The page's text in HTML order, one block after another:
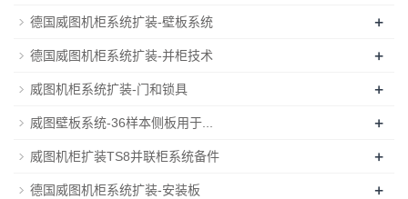
德国威图机柜系统扩装-壁板系统 +
德国威图机柜系统扩装-并柜技术 +
威图机柜系统扩装-门和锁具 +
威图壁板系统-36样本侧板用于... +
威图机柜扩装TS8并联柜系统备件 +
德国威图机柜系统扩装-安装板 +